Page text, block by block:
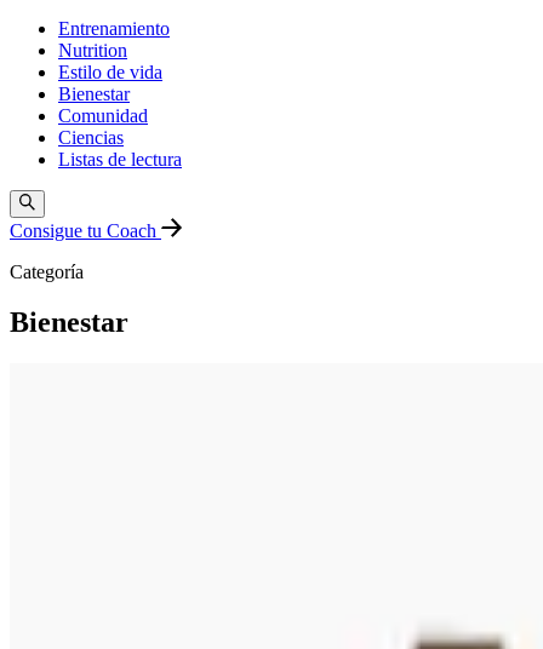
Entrenamiento
Nutrition
Estilo de vida
Bienestar
Comunidad
Ciencias
Listas de lectura
Consigue tu Coach
Categoría
Bienestar